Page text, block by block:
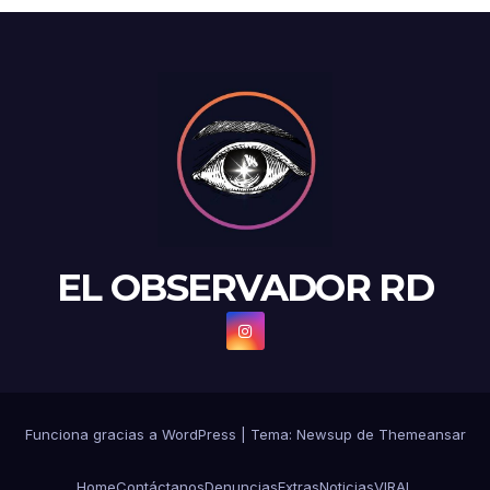
EL OBSERVADOR RD
Funciona gracias a WordPress Tema: Newsup de Themeansar